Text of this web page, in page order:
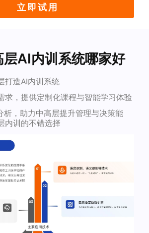
立即试用
层AI内训系统哪家好
打造AI内训系统
求，提供定制化课程与智能学习体验
析，助力中高层提升管理与决策能
内训的不错选择